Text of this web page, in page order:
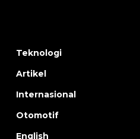
Teknologi
Artikel
Internasional
Otomotif
English